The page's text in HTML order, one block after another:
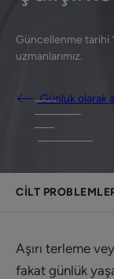
Güncellenme tarihi
uzmanlarımız.
Günlük olarak
CILT
Aşırı terleme
fakat günlük